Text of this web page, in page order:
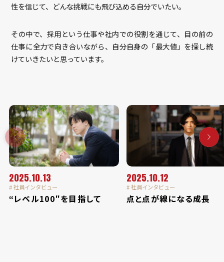
性を信じて、どんな挑戦にも飛び込める自分でいたい。
その中で、採用という仕事や社内での役割を通じて、目の前の
仕事に全力で向き合いながら、自分自身の「最大値」を探し続
けていきたいと思っています。
2025.10.13
# 社員インタビュー
“レベル100″を目指して
2025.10.12
# 社員インタビュー
点と点が線になる成長